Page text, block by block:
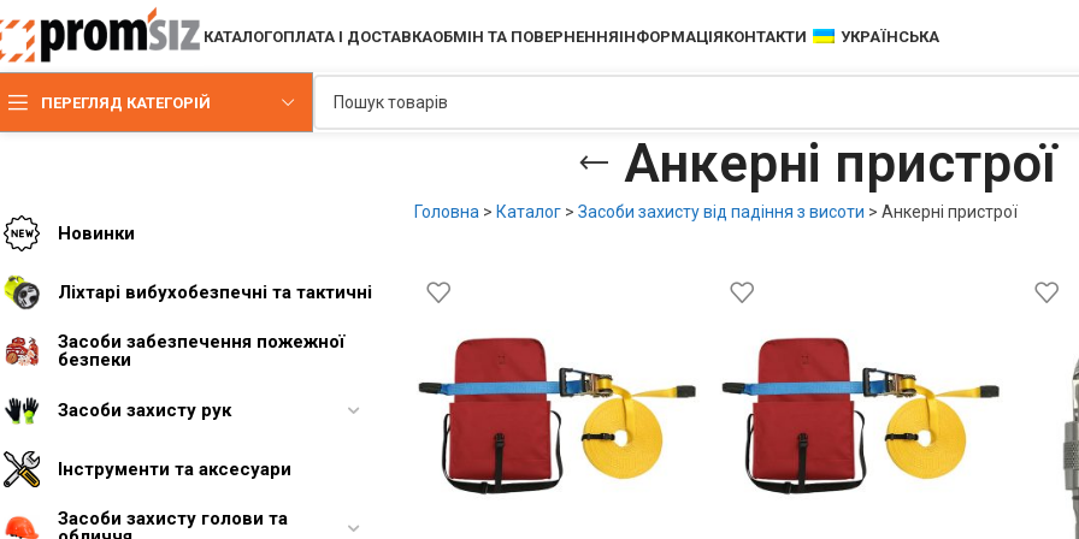
КАТАЛОГОПЛАТА І ДОСТАВКАОБМІН ТА ПОВЕРНЕННЯІНФОРМАЦІЯКОНТАКТИ УКРАЇНСЬКА
ПЕРЕГЛЯД КАТЕГОРІЙ
Анкерні пристрої
Новинки
Ліхтарі вибухобезпечні та тактичні
Засоби забезпечення пожежної
безпеки
Засоби захисту рук
Інструменти та аксесуари
Засоби захисту голови та
Головна > Каталог> Засоби захисту від падіння з висоти > Анкерні пристрої